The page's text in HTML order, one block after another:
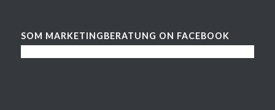
SOM MARKETINGBERATUNG ON FACEBOOK